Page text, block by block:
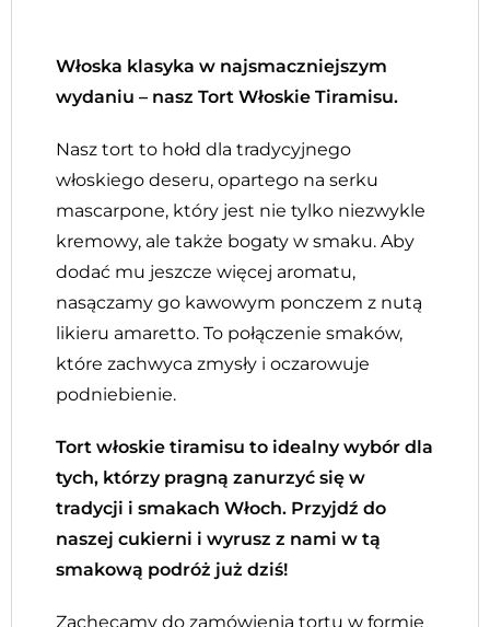
Włoska klasyka w najsmaczniejszym
wydaniu – nasz Tort Włoskie Tiramisu.
Nasz tort to hołd dla tradycyjnego
włoskiego deseru, opartego na serku
mascarpone, który jest nie tylko niezwykle
kremowy, ale także bogaty w smaku. Aby
dodać mu jeszcze więcej aromatu,
nasączamy go kawowym ponczem z nutą
likieru amaretto. To połączenie smaków,
które zachwyca zmysły i oczarowuje
podniebienie.
Tort włoskie tiramisu to idealny wybór dla
tych, którzy pragną zanurzyć się w
tradycji i smakach Włoch. Przyjdź do
naszej cukierni i wyrusz z nami w tą
smakową podróż już dziś!
Zachęcamy do zamówienia tortu w formie